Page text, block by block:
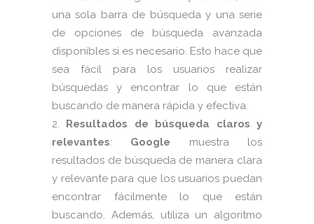
una sola barra de búsqueda y una serie
de opciones de búsqueda avanzada
disponibles si es necesario. Esto hace que
sea fácil para los usuarios realizar
búsquedas y encontrar lo que están
buscando de manera rápida y efectiva.
Resultados de búsqueda claros y
relevantes: Google muestra los
resultados de búsqueda de manera clara
y relevante para que los usuarios puedan
encontrar fácilmente lo que están
buscando. Además, utiliza un algoritmo